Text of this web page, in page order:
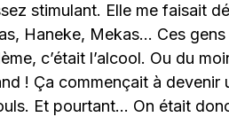
stimulant. Elle me faisait
Haneke, Mekas… Ces
c’était l’alcool. Ou du
! Ça commençait à devenir
Et pourtant… On était